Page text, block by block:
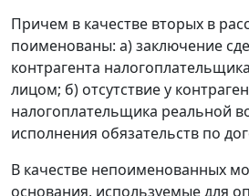
Причем в качестве вторых в
поименованы: а) заключение
контрагента
лицом; б) отсутствие у
налогоплательщика реальной
исполнения обязательств по
В качестве непоименованных
основания, используемые для